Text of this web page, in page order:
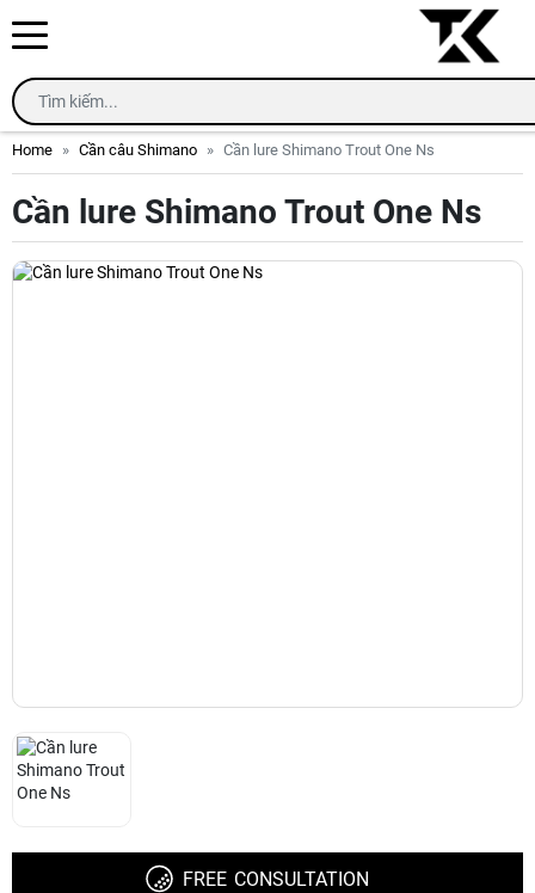
Home Cần câu Shimano Cần lure Shimano Trout One Ns
Cần lure Shimano Trout One Ns
FREE CONSULTATION